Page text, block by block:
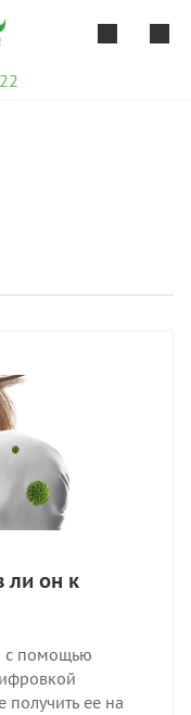
ли он к
с помощью
ее на